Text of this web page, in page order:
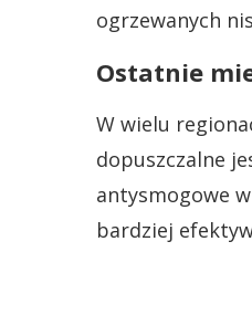
ogrzewanych
Ostatnie
W wielu
dopuszczalne
antysmogowe
bardziej